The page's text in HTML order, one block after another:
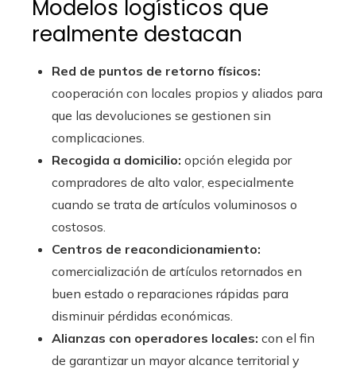
Modelos logísticos que
realmente destacan
Red de puntos de retorno físicos:
cooperación con locales propios y aliados para
que las devoluciones se gestionen sin
complicaciones.
Recogida a domicilio: opción elegida por
compradores de alto valor, especialmente
cuando se trata de artículos voluminosos o
costosos.
Centros de reacondicionamiento:
comercialización de artículos retornados en
buen estado o reparaciones rápidas para
disminuir pérdidas económicas.
Alianzas con operadores locales: con el fin
de garantizar un mayor alcance territorial y